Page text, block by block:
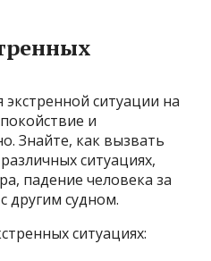
ситуации на
и
Знайте, как вызвать
ситуациях,
падение человека за
другим судном.
ситуациях: